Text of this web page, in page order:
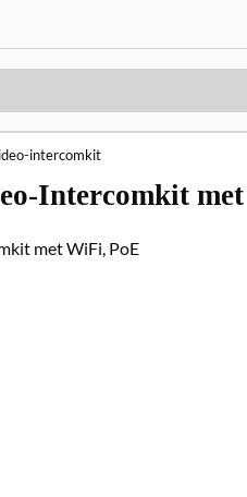
intercomkit
Intercomkit